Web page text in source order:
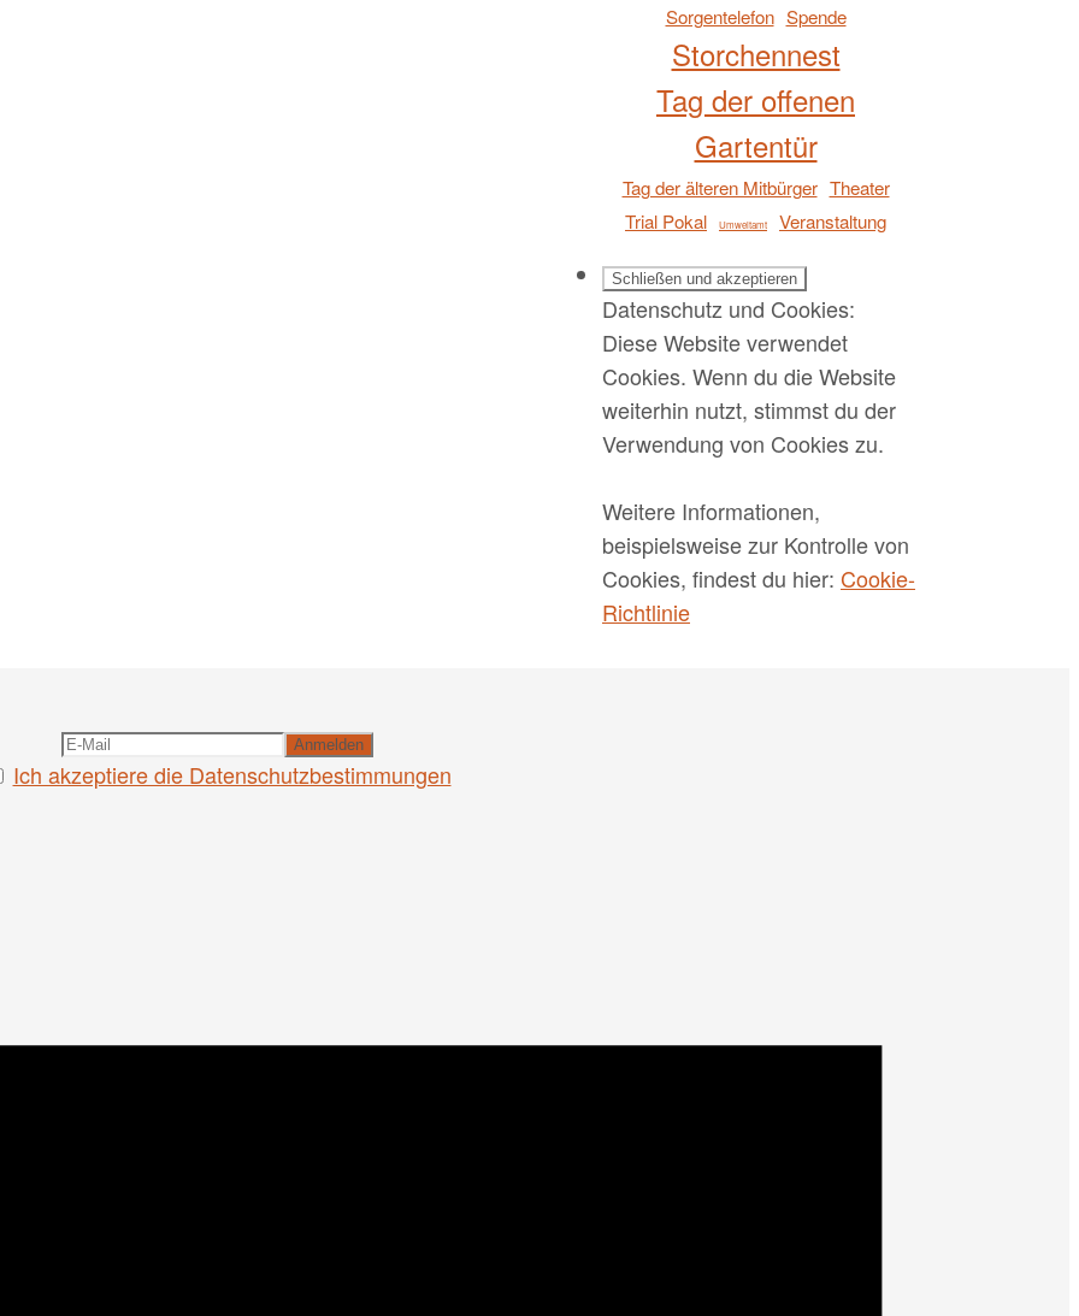
Sorgentelefon Spende
Storchennest
Tag der offenen
Gartentür
Tag der älteren Mitbürger Theater
Trial Pokal
Umweltamt Veranstaltung
Datenschutz und Cookies:
Diese Website verwendet
Cookies. Wenn du die Website
weiterhin nutzt, stimmst du der
Verwendung von Cookies zu.
Weitere Informationen,
beispielsweise zur Kontrolle von
Cookies, findest du hier: Cookie-
Richtlinie
Ich akzeptiere die Datenschutzbestimmungen